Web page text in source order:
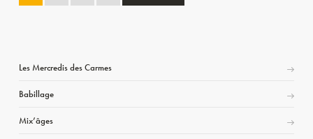
Les Mercredis des Carmes
Babillage
Mix’âges